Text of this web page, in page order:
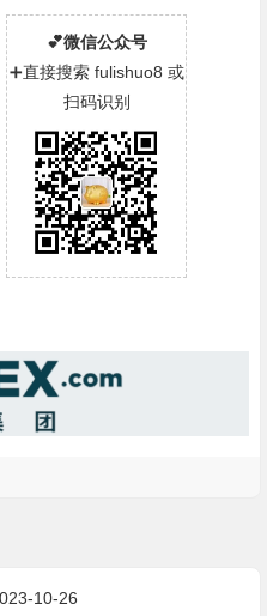
💕微信公众号
➕直接搜索 fulishuo8 或
扫码识别
10-26